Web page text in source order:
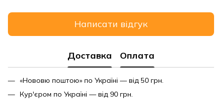
Написати відгук
Доставка Оплата
«Нововю поштою» по Україні — від 50 грн.
Кур'єром по Україні — від 90 грн.